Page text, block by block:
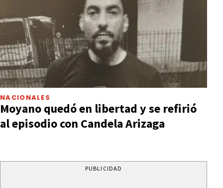
NACIONALES
Moyano quedó en libertad y se refirió
al episodio con Candela Arizaga
PUBLICIDAD